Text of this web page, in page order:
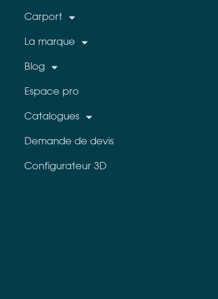
Carport
La marque
Blog
Espace pro
Catalogues
Demande de devis
Configurateur 3D